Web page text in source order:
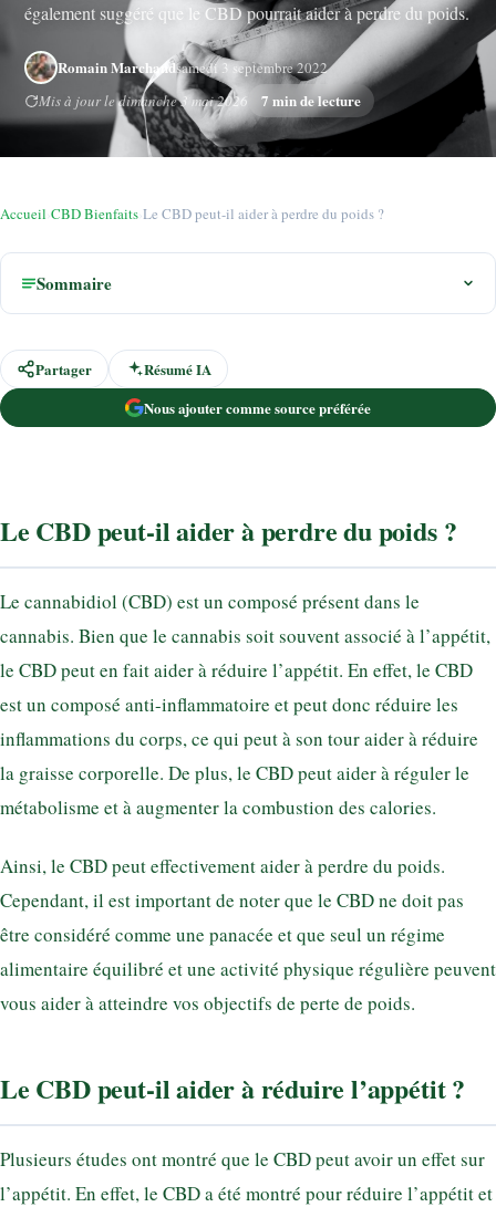
également suggéré que le CBD pourrait aider à perdre du poids.
Romain Marchandsamedi 3 septembre 2022
Mis à jour le dimanche 3 mai 2026
7 min de lecture
Accueil›CBD Bienfaits›Le CBD peut-il aider à perdre du poids ?
Sommaire
Partager
Résumé IA
Nous ajouter comme source préférée
Le CBD peut-il aider à perdre du poids ?
Le cannabidiol (CBD) est un composé présent dans le
cannabis. Bien que le cannabis soit souvent associé à l’appétit,
le CBD peut en fait aider à réduire l’appétit. En effet, le CBD
est un composé anti-inflammatoire et peut donc réduire les
inflammations du corps, ce qui peut à son tour aider à réduire
la graisse corporelle. De plus, le CBD peut aider à réguler le
métabolisme et à augmenter la combustion des calories.
Ainsi, le CBD peut effectivement aider à perdre du poids.
Cependant, il est important de noter que le CBD ne doit pas
être considéré comme une panacée et que seul un régime
alimentaire équilibré et une activité physique régulière peuvent
vous aider à atteindre vos objectifs de perte de poids.
Le CBD peut-il aider à réduire l’appétit ?
Plusieurs études ont montré que le CBD peut avoir un effet sur
l’appétit. En effet, le CBD a été montré pour réduire l’appétit et